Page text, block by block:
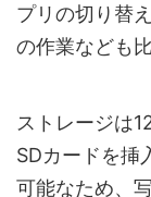
プリの切り替
の作業なども
ストレージは
SDカードを挿
可能なため、